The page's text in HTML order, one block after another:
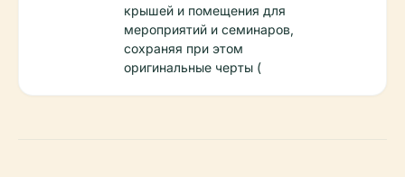
крышей и помещения для
мероприятий и семинаров,
сохраняя при этом
оригинальные черты (